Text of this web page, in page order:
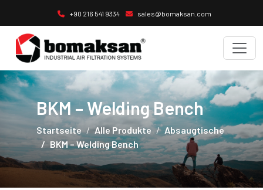
+90 216 541 9334 sales@bomaksan.com
BKM – Welding Bench
Startseite Alle Produkte
Absaugtische
BKM – Welding Bench